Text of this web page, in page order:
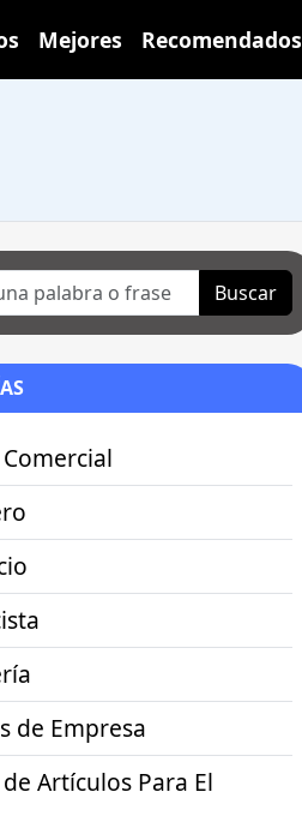
Mejores Recomendados
Buscar
de Empresa
Artículos Para El